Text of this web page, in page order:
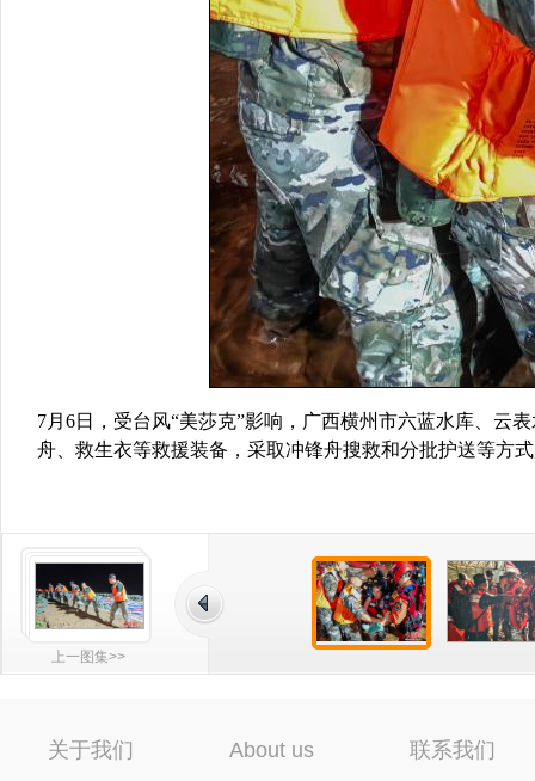
7月6日，受台风“美莎克”影响，广西横州市六蓝水库、云
舟、救生衣等救援装备，采取冲锋舟搜救和分批护送等方
上一图集>>
关于我们 About us 联系我们